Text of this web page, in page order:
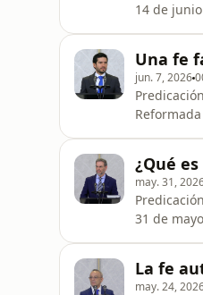
14 de
Una fe
jun. 7, 2026
¿Qué
may. 31,
31 de
La fe
may. 24,